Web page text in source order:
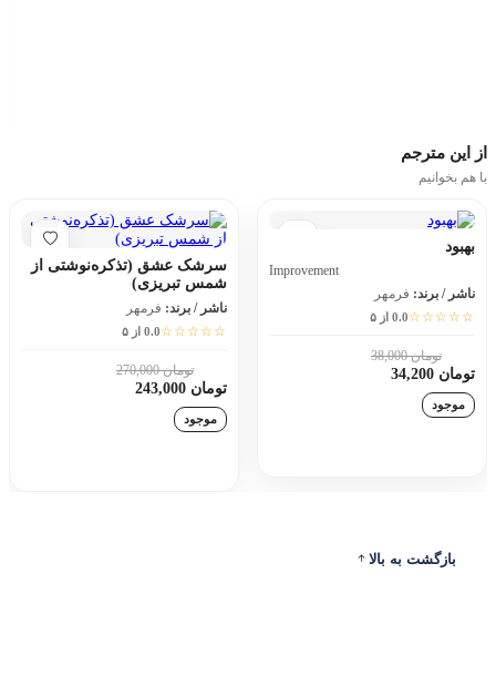
از این مترجم
با هم بخوانیم
بهبود
Improvement
ناشر / برند: فرمهر
☆☆☆☆☆0.0 از ۵
تومان 38,000
تومان 34,200
موجود
سرشک عشق (تذکره‌نوشتی از
شمس تبریزی)
ناشر / برند: فرمهر
☆☆☆☆☆0.0 از ۵
تومان 270,000
تومان 243,000
موجود
بازگشت به بالا